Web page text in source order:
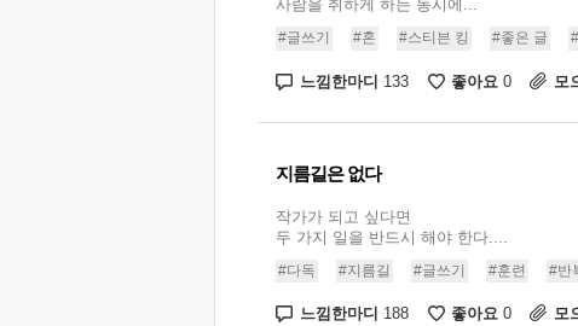
사람을 취하게 하는 동시에...
#글쓰기 #혼 #스티븐 킹 #좋은 글
느낌한마디 133 좋아요 0 모
지름길은 없다
작가가 되고 싶다면
두 가지 일을 반드시 해야 한다....
#다독 #지름길 #글쓰기 #훈련 #반
느낌한마디 188 좋아요 0 모